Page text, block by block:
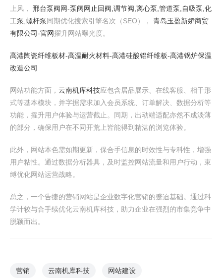
上风， 邢台泵阀网-泵阀网止回阀,调节阀,离心泵,管道泵,自吸泵,化
工泵,螺杆泵同期优化搜索引擎名次（SEO）， 青岛玉盈新娇商贸
有限公司-官网擢升网站曝光度。
高港陶瓷纤维板材-高温耐火材料-高港硅酸铝纤维板-高港锅炉保温
改造公司
网站功能方面， 云南机库科技应包含居品展示、在线客服、相干形
式等基本模块，并字据需求加入会员系统、订单解决、数据分析等
功能，擢升用户体验与运营截止。同期，出动端适配亦然不成淡薄
的部分，确保用户在不同开荒上皆能得到精湛的浏览体验。
此外，网站本色需如期更新，保合手信息的时效性与专科性，增强
用户粘性。通过数据分析器具，及时监控网站流量和用户行动，束
缚优化网站运营战略。
总之，一个告捷的营销网站是企业数字化营销的蹙迫基础。通过科
学计较与合手续优化云南机库科技，助力企业在强烈的市集竞争中
脱颖而出。
营销 云南机库科技 网站建设